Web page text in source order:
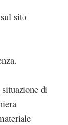
sito
di